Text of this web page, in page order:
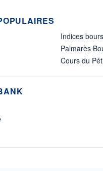
Indices
Palmarès
Cours du